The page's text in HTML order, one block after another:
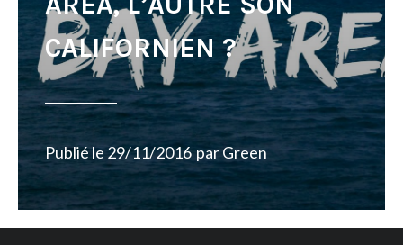
CALIFORNIEN ?
Publié le29/11/2016 parGreen